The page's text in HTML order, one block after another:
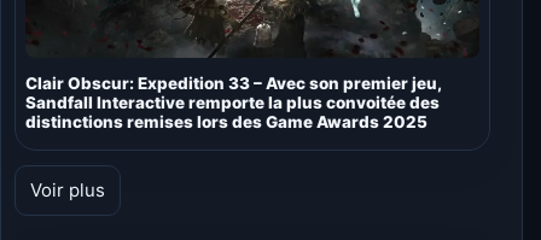
Clair Obscur: Expedition 33 – Avec son premier jeu,
Sandfall Interactive remporte la plus convoitée des
distinctions remises lors des Game Awards 2025
Voir plus